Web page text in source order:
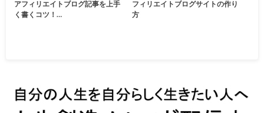
アフィリエイトブログ記事を上手
く書くコツ！…
フィリエイトブログサイトの作り
方